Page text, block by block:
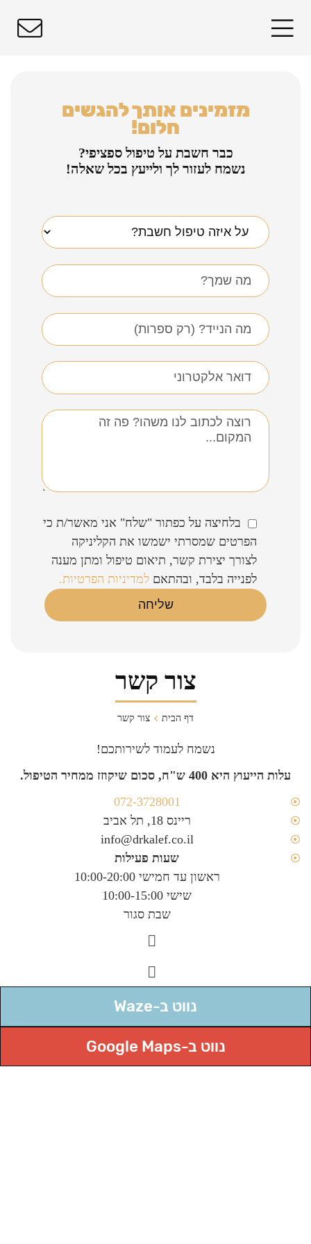
מזמינים אותך להגשים
חלום!
כבר חשבת על טיפול ספציפי?
נשמח לעזור לך ולייעץ בכל שאלה!
בלחיצה על כפתור "שלח" אני מאשר/ת כי
הפרטים שמסרתי ישמשו את הקליניקה
לצורך יצירת קשר, תיאום טיפול ומתן מענה
לפנייה בלבד, ובהתאם למדיניות הפרטיות.
צור קשר
דף הבית צור קשר
נשמח לעמוד לשירותכם!
עלות הייעוץ היא 400 ש"ח, סכום שיקוזז ממחיר הטיפול.
072-3728001
ריינס 18, תל אביב
info@drkalef.co.il
שעות פעילות
ראשון עד חמישי 10:00-20:00
שישי 10:00-15:00
שבת סגור
שלנו
בפייסבוק נווט ב-Waze
נווט ב-Google Maps